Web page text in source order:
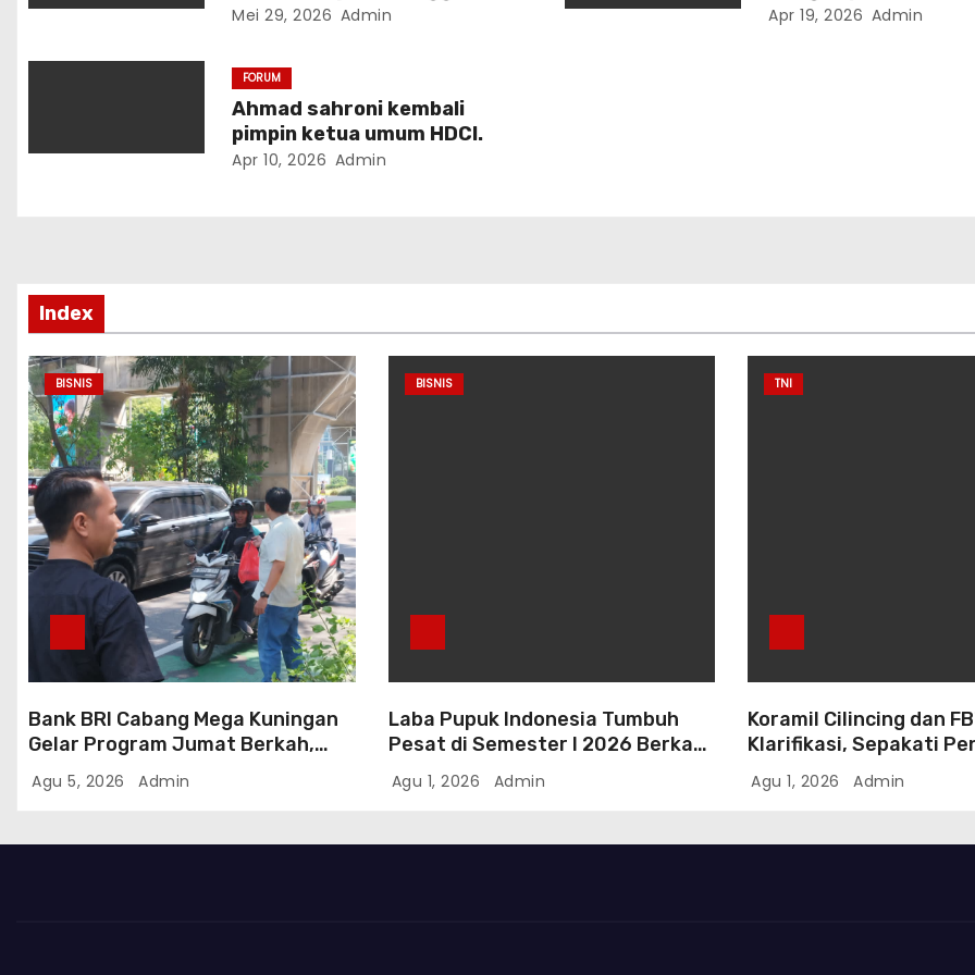
s
Malaysia Serukan ASEAN Jadi
Mei 29, 2026 Admin
Mengingatkan
Apr 19, 2026 Admin
FORUM
Ahmad sahroni kembali
pimpin ketua umum HDCI.
Apr 10, 2026 Admin
Index
BISNIS
Bank BRI Cabang Mega Kuningan
Gelar Program Jumat Berkah,
Perkuat Komitmen untuk Saling
Berbagai Kepada Masyarakat
Agu 5, 2026 Admin
BISNIS
Laba Pupuk Indonesia Tumbuh
Pesat di Semester I 2026 Berkah
Transformasi Danantara
Agu 1, 2026 Admin
TNI
Koramil Cilincing dan
Klarifikasi, Sepakati
Persoalan Melalui Dialog
Agu 1, 2026 Admin